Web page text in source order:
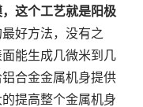
这个工艺就是阳极
好方法，没有之
能生成几微米到几
合金金属机身提供
提高整个金属机身